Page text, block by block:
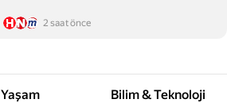
2 saat önce
Yaşam Bilim & Teknoloji